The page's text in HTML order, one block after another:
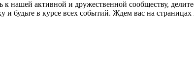
к нашей активной и дружественной сообществу,
будьте в курсе всех событий. Ждем вас на